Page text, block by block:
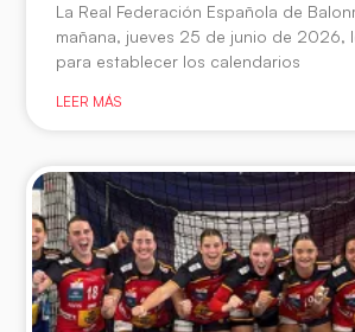
La Real Federación Española de
mañana, jueves 25 de junio de 2026,
para establecer los calendarios
LEER MÁS